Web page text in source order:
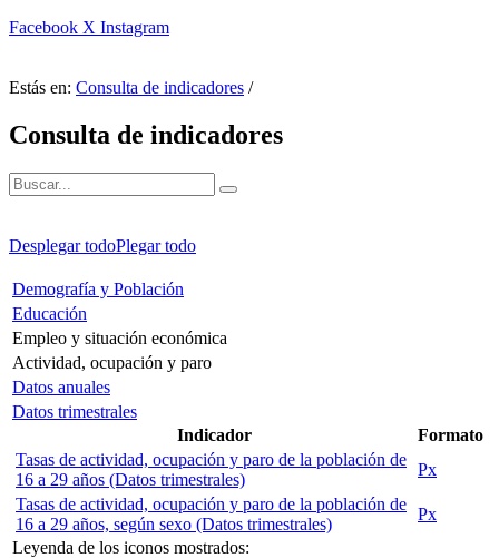
Facebook X Instagram
Estás en: Consulta de indicadores /
Consulta de indicadores
Desplegar todoPlegar todo
Demografía y Población
Educación
Empleo y situación económica
Actividad, ocupación y paro
Datos anuales
Datos trimestrales
Indicador
Formato
Tasas de actividad, ocupación y paro de la población de
16 a 29 años (Datos trimestrales)
Px
Tasas de actividad, ocupación y paro de la población de
16 a 29 años, según sexo (Datos trimestrales)
Px
Leyenda de los iconos mostrados: